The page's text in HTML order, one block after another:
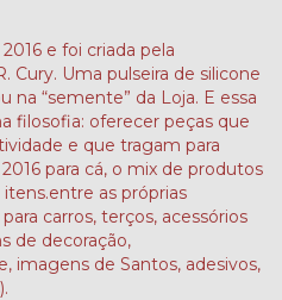
e foi criada pela
Cury. Uma pulseira de silicone
na “semente” da Loja. E essa
filosofia: oferecer peças que
e que tragam para
para cá, o mix de produtos
as próprias
carros, terços, acessórios
de decoração,
imagens de Santos, adesivos,